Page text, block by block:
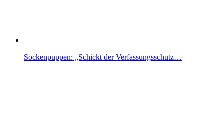
Sockenpuppen: „Schickt der Verfassungsschutz…